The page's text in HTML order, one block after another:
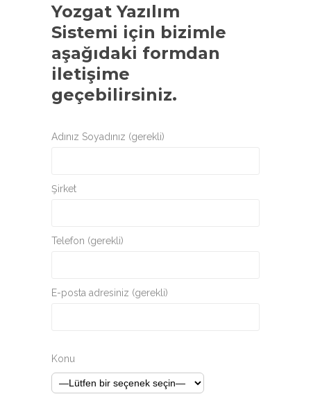
Yozgat Yazılım
Sistemi için bizimle
aşağıdaki formdan
iletişime
geçebilirsiniz.
Adınız Soyadınız (gerekli)
Şirket
Telefon (gerekli)
E-posta adresiniz (gerekli)
Konu